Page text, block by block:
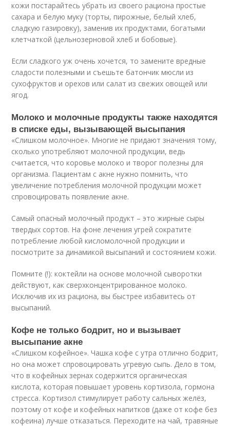
кожи постарайтесь убрать из своего рациона простые
сахара и белую муку (торты, пирожные, белый хлеб,
сладкую газировку), заменив их продуктами, богатыми
клетчаткой (цельнозерновой хлеб и бобовые).
Если сладкого уж очень хочется, то замените вредные
сладости полезными и съешьте батончик мюсли из
сухофруктов и орехов или салат из свежих овощей или
ягод.
Молоко и молочные продукты также находятся
в списке еды, вызывающей высыпания
«Слишком молочное». Многие не придают значения тому,
сколько употребляют молочной продукции, ведь
считается, что коровье молоко и творог полезны для
организма. Пациентам с акне нужно помнить, что
увеличение потребления молочной продукции может
спровоцировать появление акне.
Самый опасный молочный продукт – это жирные сыры
твердых сортов. На фоне лечения угрей сократите
потребление любой кисломолочной продукции и
посмотрите за динамикой высыпаний и состоянием кожи.
Помните (!): коктейли на основе молочной сыворотки
действуют, как сверхконцентрированное молоко.
Исключив их из рациона, вы быстрее избавитесь от
высыпаний.
Кофе не только бодрит, но и вызывает
высыпание акне
«Слишком кофейное». Чашка кофе с утра отлично бодрит,
но она может спровоцировать угревую сыпь. Дело в том,
что в кофейных зернах содержится органическая
кислота, которая повышает уровень кортизола, гормона
стресса. Кортизол стимулирует работу сальных желёз,
поэтому от кофе и кофейных напитков (даже от кофе без
кофеина) лучше отказаться. Переходите на чай, травяные